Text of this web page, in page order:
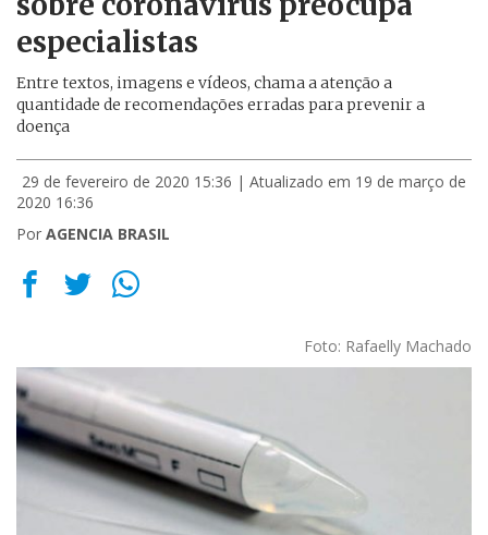
especialistas
Entre textos, imagens e vídeos, chama a atenção a
quantidade de recomendações erradas para prevenir a
doença
29 de fevereiro de 2020 15:36 | Atualizado em 19 de março de
2020 16:36
Por AGENCIA BRASIL
Foto: Rafaelly Machado